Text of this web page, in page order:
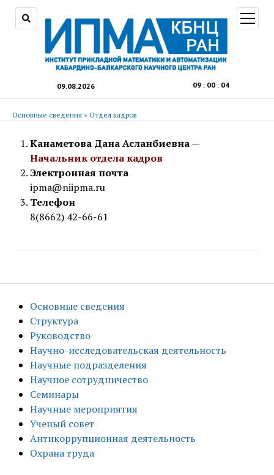
09.08.2026 09 : 00 : 05
меню
Основные сведения
Структура
Руководство
Научно-исследовательская деятельность
Научные подразделения
Научное сотрудничество
Семинары
Научные мероприятия
Ученый совет
Антикоррупционная деятельность
Охрана труда
Основные сведения » Отдел кадров
Канаметова Дана Асланбиевна—
Начальник отдела кадров
Электронная почта
ipma@niipma.ru
Телефон
8(8662) 42-66-61